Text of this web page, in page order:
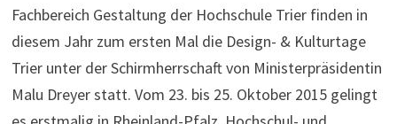
Fachbereich Gestaltung der Hochschule Trier finden in
diesem Jahr zum ersten Mal die Design- & Kulturtage
Trier unter der Schirmherrschaft von Ministerpräsidentin
Malu Dreyer statt. Vom 23. bis 25. Oktober 2015 gelingt